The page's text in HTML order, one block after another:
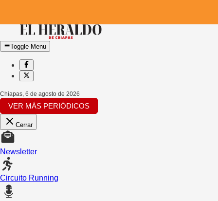
Toggle Menu
Chiapas, 6 de agosto de 2026
VER MÁS PERIÓDICOS
Cerrar
Newsletter
Circuito Running